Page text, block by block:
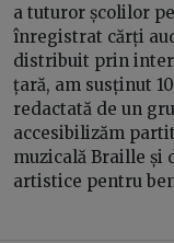
a tuturor școlilor
înregistrat cărți
distribuit prin
țară, am susținut
redactată de un
accesibilizăm
muzicală Braille și
artistice pentru